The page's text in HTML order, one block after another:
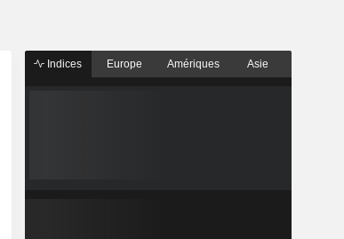
Indices Europe Amériques Asie